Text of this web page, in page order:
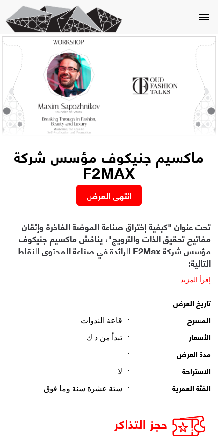
Toggle
navigation
ماكسيم جنيكوف مؤسس شركة
F2MAX
انتهى العرض
تحت عنوان "كيفية إختراق صناعة الموضة الفاخرة وإتقان
مفاتيح تحقيق الذات والترويج"، يناقش ماكسيم جنيكوف
مؤسس شركة F2Max الرائدة في صناعة المحتوى النقاط
التالية:
إقرأ المزيد
تاريخ العرض
المسرح
: قاعة الندوات
الأسعار : تبدأ من د.ك
مدة العرض :
الاستراحة : لا
الفئة العمرية : ستة عشرة سنة وما فوق
حجز التذاكر